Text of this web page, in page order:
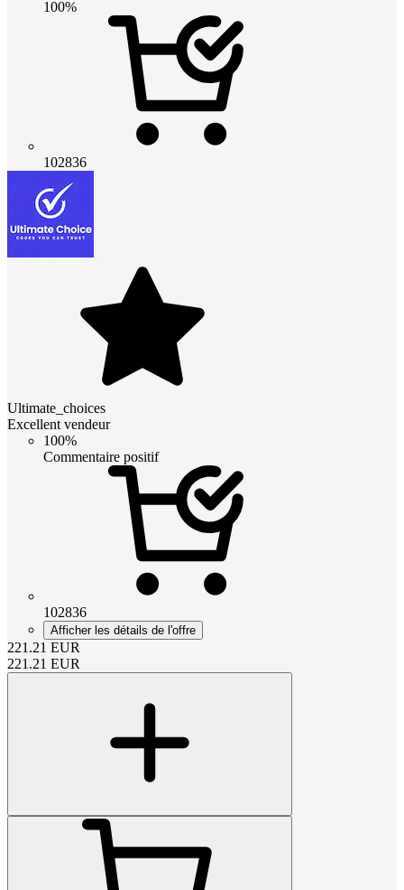
100%
102836
Ultimate_choices
Excellent vendeur
100%
Commentaire positif
102836
Afficher les détails de l'offre
221.21 EUR
221.21 EUR